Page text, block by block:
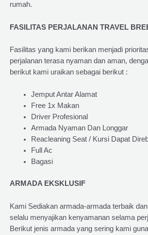
rumah.
FASILITAS PERJALANAN TRAVEL
Fasilitas yang kami berikan menjadi
perjalanan terasa nyaman dan aman,
berikut kami uraikan sebagai berikut :
Jemput Antar Alamat
Free 1x Makan
Driver Profesional
Armada Nyaman Dan Longgar
Reacleaning Seat / Kursi Dapat
Full Ac
Bagasi
ARMADA EKSKLUSIF
Kami Sediakan armada-armada terbaik
selalu menyajikan kenyamanan selama
Berikut jenis armada yang sering kami